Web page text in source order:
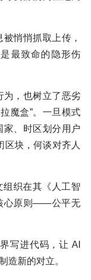
悄悄抓取上传，
最致命的隐形伤
为，也树立了恶劣
魔盒”。一旦模式
、时区划分用户
区块，何谈对齐人
织在其《人工智
心原则——公平无
写进代码，让 AI
造新的对立。